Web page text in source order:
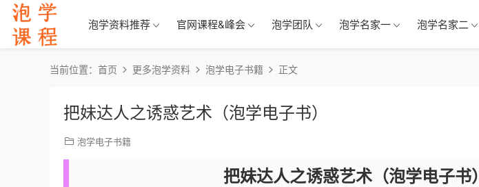
泡学资料推荐 官网课程&峰会 泡学团队 泡学名家一 泡学名家二
当前位置： 首页 更多泡学资料 泡学电子书籍 正文
把妹达人之诱惑艺术（泡学电子书）
泡学电子书籍
把妹达人之诱惑艺术（泡学电子书）